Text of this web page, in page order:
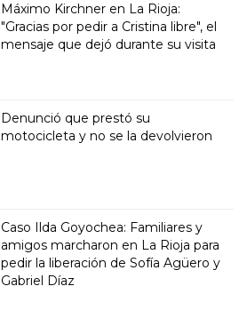
Máximo Kirchner en La Rioja:
"Gracias por pedir a Cristina libre", el
mensaje que dejó durante su visita
Denunció que prestó su
motocicleta y no se la devolvieron
Caso Ilda Goyochea: Familiares y
amigos marcharon en La Rioja para
pedir la liberación de Sofía Agüero y
Gabriel Díaz